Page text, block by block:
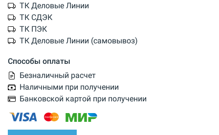
ТК Деловые Линии
ТК СДЭК
ТК ПЭК
ТК Деловые Линии (самовывоз)
Способы оплаты
Безналичный расчет
Наличными при получении
Банковской картой при получении